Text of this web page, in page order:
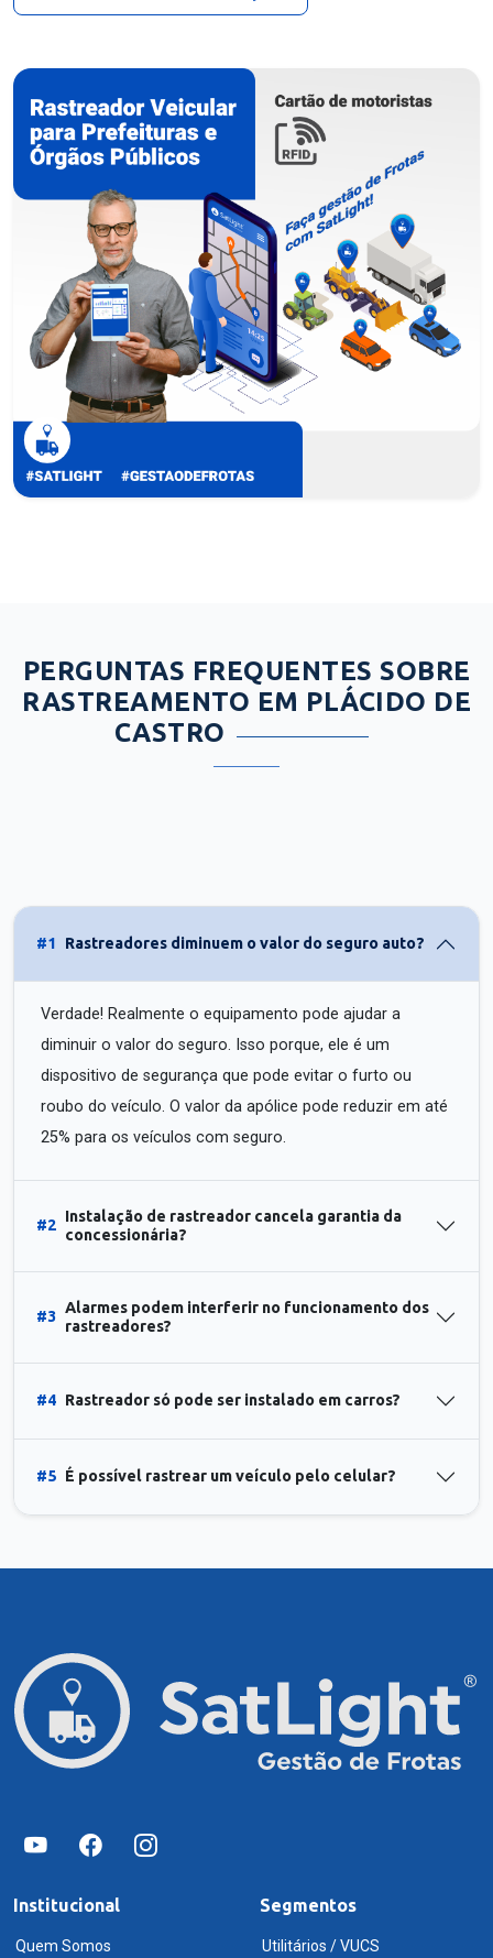
PERGUNTAS FREQUENTES SOBRE
RASTREAMENTO EM PLÁCIDO DE
CASTRO
#1 Rastreadores diminuem o valor do seguro auto?
Verdade! Realmente o equipamento pode ajudar a
diminuir o valor do seguro. Isso porque, ele é um
dispositivo de segurança que pode evitar o furto ou
roubo do veículo. O valor da apólice pode reduzir em até
25% para os veículos com seguro.
#2
Instalação de rastreador cancela garantia da
concessionária?
#3
Alarmes podem interferir no funcionamento dos
rastreadores?
#4 Rastreador só pode ser instalado em carros?
#5 É possível rastrear um veículo pelo celular?
Institucional
Quem Somos
Segmentos
Utilitários / VUCS